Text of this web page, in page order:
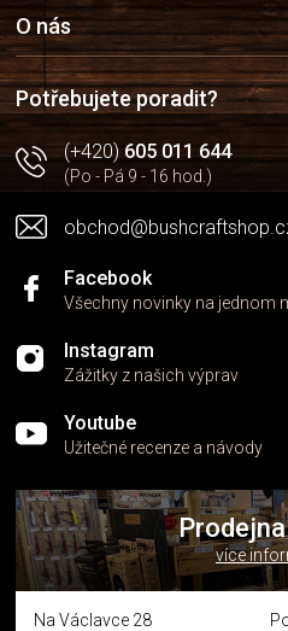
a
t
í
O nás
Potřebujete poradit?
(+420)605 011 644
(Po - Pá 9 - 16 hod.)
Facebook
Všechny novinky na jednom
Instagram
Zážitky z našich výprav
Youtube
Užitečné recenze a návody
více
Na Václavce 28